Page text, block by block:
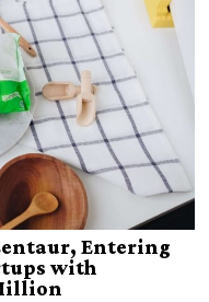
Entering
with